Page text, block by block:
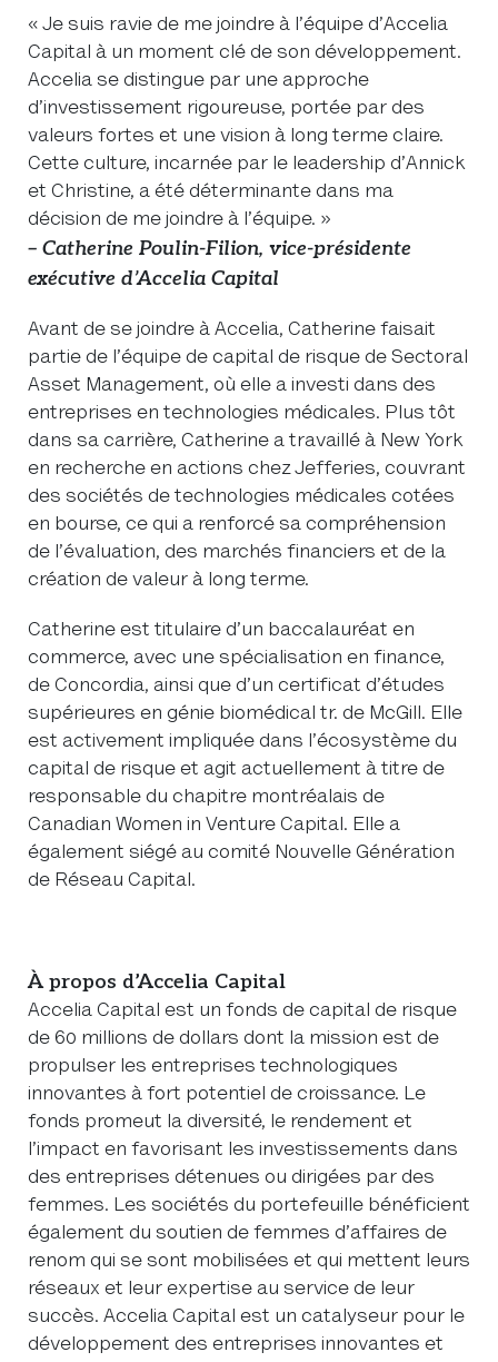
« Je suis ravie de me joindre à l’équipe d’Accelia
Capital à un moment clé de son développement.
Accelia se distingue par une approche
d’investissement rigoureuse, portée par des
valeurs fortes et une vision à long terme claire.
Cette culture, incarnée par le leadership d’Annick
et Christine, a été déterminante dans ma
décision de me joindre à l’équipe. »
– Catherine Poulin-Filion, vice-présidente
exécutive d’Accelia Capital
Avant de se joindre à Accelia, Catherine faisait
partie de l’équipe de capital de risque de Sectoral
Asset Management, où elle a investi dans des
entreprises en technologies médicales. Plus tôt
dans sa carrière, Catherine a travaillé à New York
en recherche en actions chez Jefferies, couvrant
des sociétés de technologies médicales cotées
en bourse, ce qui a renforcé sa compréhension
de l’évaluation, des marchés financiers et de la
création de valeur à long terme.
Catherine est titulaire d’un baccalauréat en
commerce, avec une spécialisation en finance,
de Concordia, ainsi que d’un certificat d’études
supérieures en génie biomédical tr. de McGill. Elle
est activement impliquée dans l’écosystème du
capital de risque et agit actuellement à titre de
responsable du chapitre montréalais de
Canadian Women in Venture Capital. Elle a
également siégé au comité Nouvelle Génération
de Réseau Capital.
À propos d’Accelia Capital
Accelia Capital est un fonds de capital de risque
de 60 millions de dollars dont la mission est de
propulser les entreprises technologiques
innovantes à fort potentiel de croissance. Le
fonds promeut la diversité, le rendement et
l’impact en favorisant les investissements dans
des entreprises détenues ou dirigées par des
femmes. Les sociétés du portefeuille bénéficient
également du soutien de femmes d’affaires de
renom qui se sont mobilisées et qui mettent leurs
réseaux et leur expertise au service de leur
succès. Accelia Capital est un catalyseur pour le
développement des entreprises innovantes et